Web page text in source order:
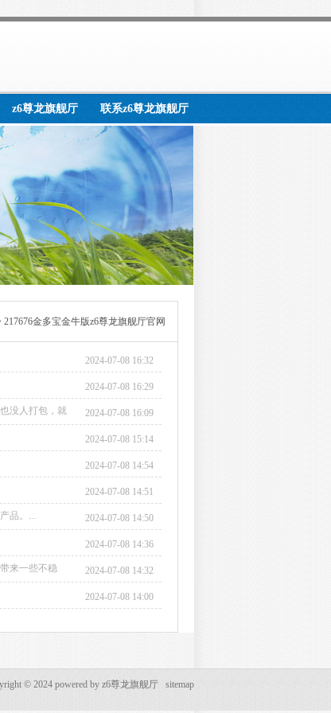
z6尊龙旗舰厅 联系z6尊龙旗舰厅
217676金多宝金牛版z6尊龙旗舰厅官网
2024-07-08 16:32
2024-07-08 16:29
2024-07-08 16:09
没人打包，就
2024-07-08 15:14
2024-07-08 14:54
2024-07-08 14:51
2024-07-08 14:50
品。...
2024-07-08 14:36
2024-07-08 14:32
来一些不稳
2024-07-08 14:00
© 2024 powered by z6尊龙旗舰厅 sitemap